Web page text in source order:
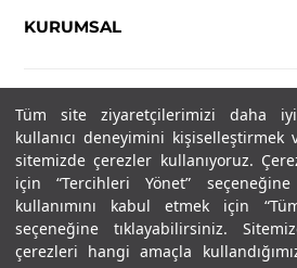
Tüm site ziyaretçilerimizi daha iyi
kullanıcı deneyimini
sitemizde çerezler kullanıyoruz.
için “Tercihleri Yönet”
kullanımını kabul etmek için
seçeneğine tıklayabilirsiniz.
çerezleri hangi amaçla
KURUMSAL
YASAL
Copyright© 2025 IN-FORMAL
SOSYAL MEDYA